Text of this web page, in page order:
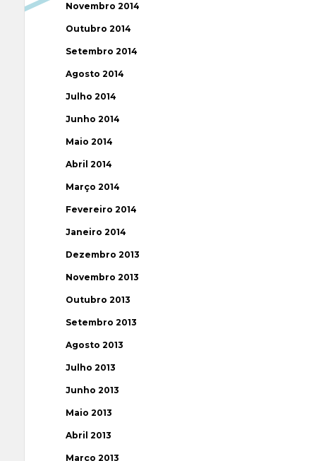
Novembro 2014
Outubro 2014
Setembro 2014
Agosto 2014
Julho 2014
Junho 2014
Maio 2014
Abril 2014
Março 2014
Fevereiro 2014
Janeiro 2014
Dezembro 2013
Novembro 2013
Outubro 2013
Setembro 2013
Agosto 2013
Julho 2013
Junho 2013
Maio 2013
Abril 2013
Março 2013